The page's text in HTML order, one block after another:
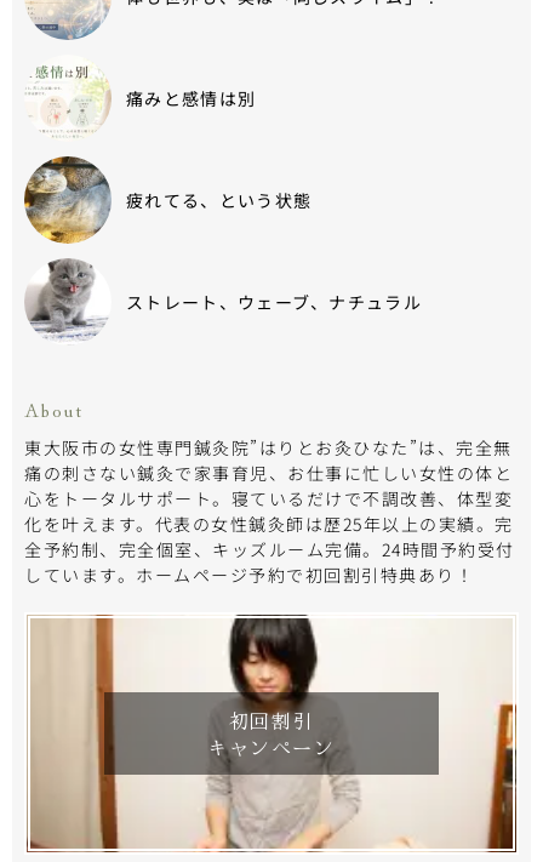
痛みと感情は別
疲れてる、という状態
ストレート、ウェーブ、ナチュラル
About
東大阪市の女性専門鍼灸院”はりとお灸ひなた”は、完全無
痛の刺さない鍼灸で家事育児、お仕事に忙しい女性の体と
心をトータルサポート。寝ているだけで不調改善、体型変
化を叶えます。代表の女性鍼灸師は歴25年以上の実績。完
全予約制、完全個室、キッズルーム完備。24時間予約受付
しています。ホームページ予約で初回割引特典あり！
初回割引
キャンペーン